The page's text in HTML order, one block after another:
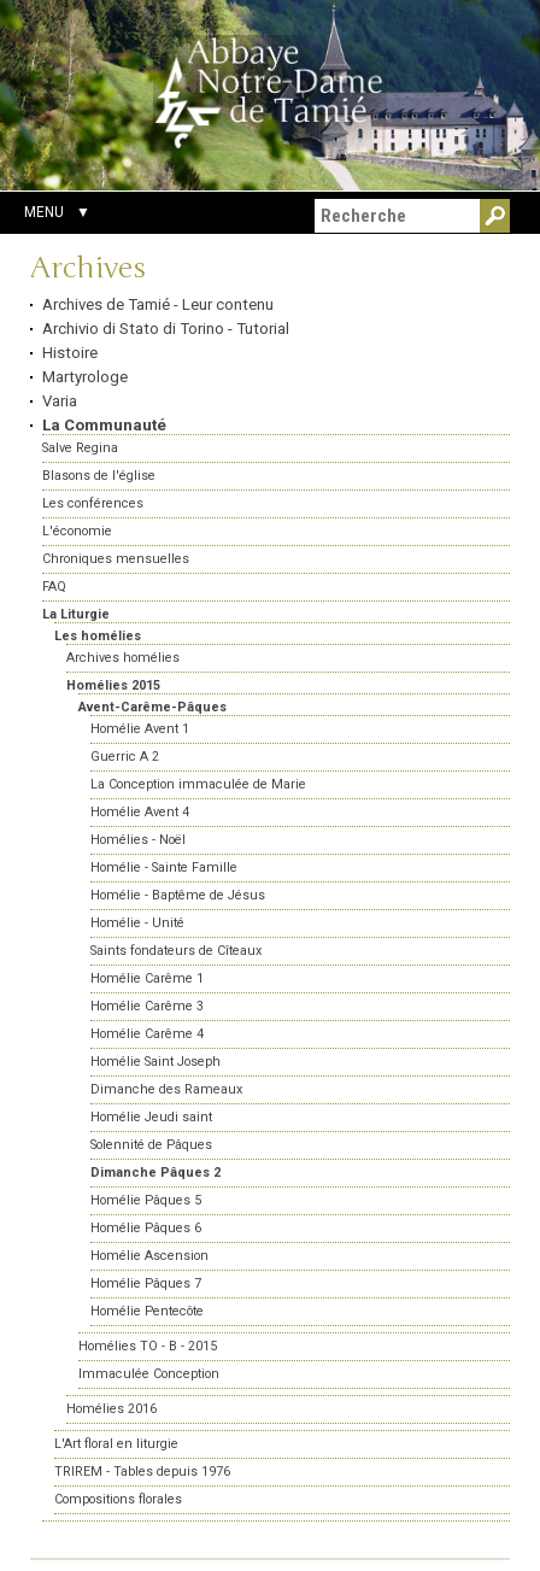
Aller
au
contenu.
|
Aller
à
la
navigation
Outils
personnels
Chercher par
Recherche
avancée…
MENU
Navigation
Archives
Archives de Tamié - Leur contenu
Archivio di Stato di Torino - Tutorial
Histoire
Martyrologe
Varia
La Communauté
Salve Regina
Blasons de l'église
Les conférences
L'économie
Chroniques mensuelles
FAQ
La Liturgie
Les homélies
Archives homélies
Homélies 2015
Avent-Carême-Pâques
Homélie Avent 1
Guerric A 2
La Conception immaculée de Marie
Homélie Avent 4
Homélies - Noël
Homélie - Sainte Famille
Homélie - Baptême de Jésus
Homélie - Unité
Saints fondateurs de Cîteaux
Homélie Carême 1
Homélie Carême 3
Homélie Carême 4
Homélie Saint Joseph
Dimanche des Rameaux
Homélie Jeudi saint
Solennité de Pâques
Dimanche Pâques 2
Homélie Pâques 5
Homélie Pâques 6
Homélie Ascension
Homélie Pâques 7
Homélie Pentecôte
Homélies TO - B - 2015
Immaculée Conception
Homélies 2016
L'Art floral en liturgie
TRIREM - Tables depuis 1976
Compositions florales